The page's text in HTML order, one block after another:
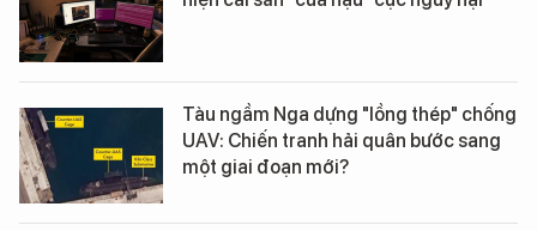
Tàu ngầm Nga dựng "lồng thép" chống
UAV: Chiến tranh hải quân bước sang
một giai đoạn mới?